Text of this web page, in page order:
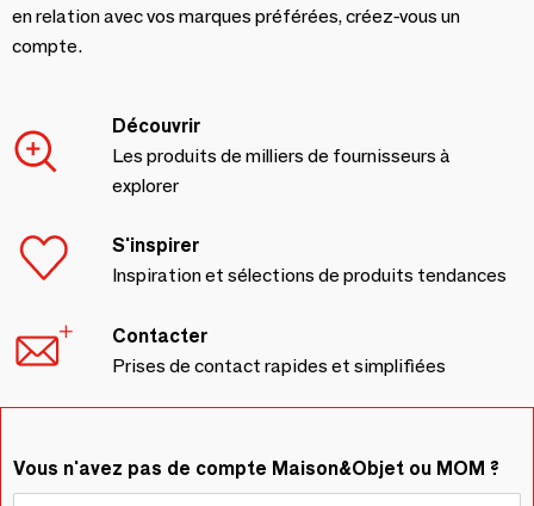
en relation avec vos marques préférées, créez-vous un
compte.
Découvrir
Les produits de milliers de fournisseurs à
explorer
S'inspirer
Inspiration et sélections de produits tendances
Contacter
Prises de contact rapides et simplifiées
Vous n'avez pas de compte Maison&Objet ou MOM ?